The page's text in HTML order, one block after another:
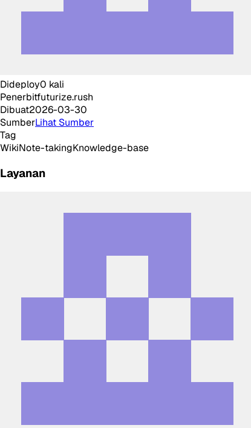
Dideploy0 kali
Penerbitfuturize.rush
Dibuat2026-03-30
SumberLihat Sumber
Tag
WikiNote-takingKnowledge-base
Layanan